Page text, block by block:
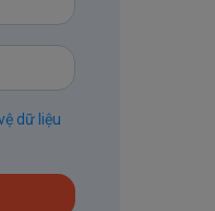
dữ liệu